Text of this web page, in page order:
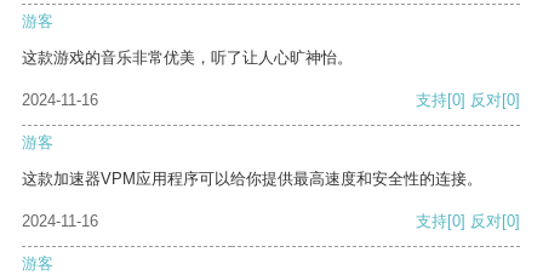
游客
这款游戏的音乐非常优美，听了让人心旷神怡。
2024-11-16 支持[0] 反对[0]
游客
这款加速器VPM应用程序可以给你提供最高速度和安全性的连接。
2024-11-16 支持[0] 反对[0]
游客